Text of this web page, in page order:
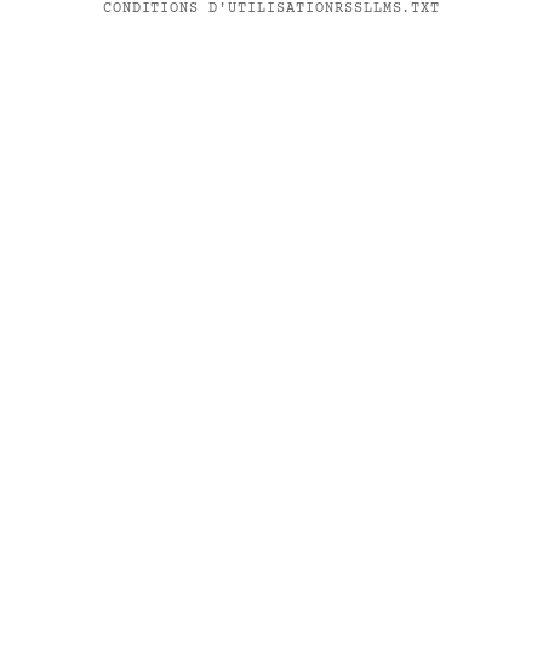
CONDITIONS D'UTILISATIONRSSLLMS.TXT